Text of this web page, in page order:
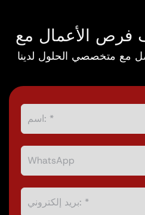
مع متخصصي الحلول لدينا